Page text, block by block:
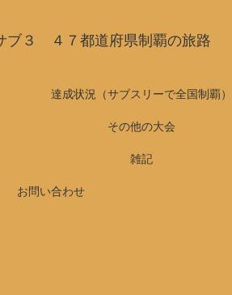
３ ４７都道府県制覇の旅路
達成状況（サブスリーで全国制覇）
その他の大会
雑記
お問い合わせ